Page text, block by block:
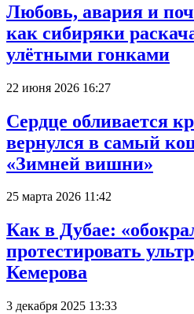
Любовь, авария и
как сибиряки
улётными гонками
22 июня 2026 16:27
Сердце обливается
вернулся в самый
«Зимней вишни»
25 марта 2026 11:42
Как в Дубае:
протестировать
Кемерова
3 декабря 2025 13:33